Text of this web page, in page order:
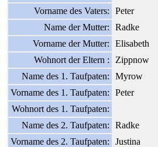
Vorname des Vaters:
Peter
Name der Mutter:
Radke
Vorname der Mutter:
Elisabeth
Wohnort der Eltern :
Zippnow
Name des 1. Taufpaten:
Myrow
Vorname des 1. Taufpaten:
Peter
Wohnort des 1. Taufpaten:
Name des 2. Taufpaten:
Radke
Vorname des 2. Taufpaten:
Justina